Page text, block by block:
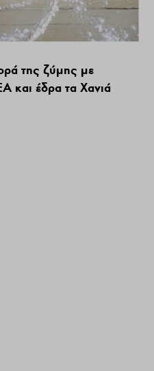
της ζύμης με
και έδρα τα Χανιά